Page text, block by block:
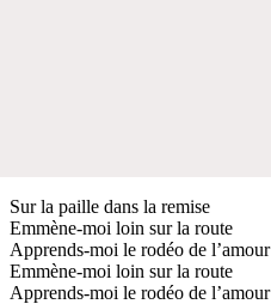
Sur la paille dans la remise
Emmène-moi loin sur la route
Apprends-moi le rodéo de l’amour
Emmène-moi loin sur la route
Apprends-moi le rodéo de l’amour